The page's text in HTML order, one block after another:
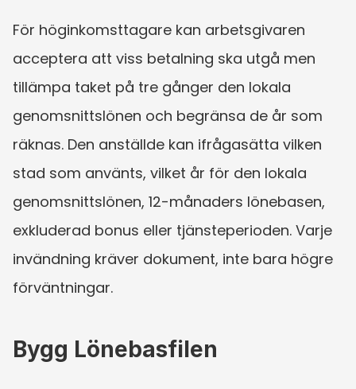
För höginkomsttagare kan arbetsgivaren
acceptera att viss betalning ska utgå men
tillämpa taket på tre gånger den lokala
genomsnittslönen och begränsa de år som
räknas. Den anställde kan ifrågasätta vilken
stad som använts, vilket år för den lokala
genomsnittslönen, 12-månaders lönebasen,
exkluderad bonus eller tjänsteperioden. Varje
invändning kräver dokument, inte bara högre
förväntningar.
Bygg Lönebasfilen